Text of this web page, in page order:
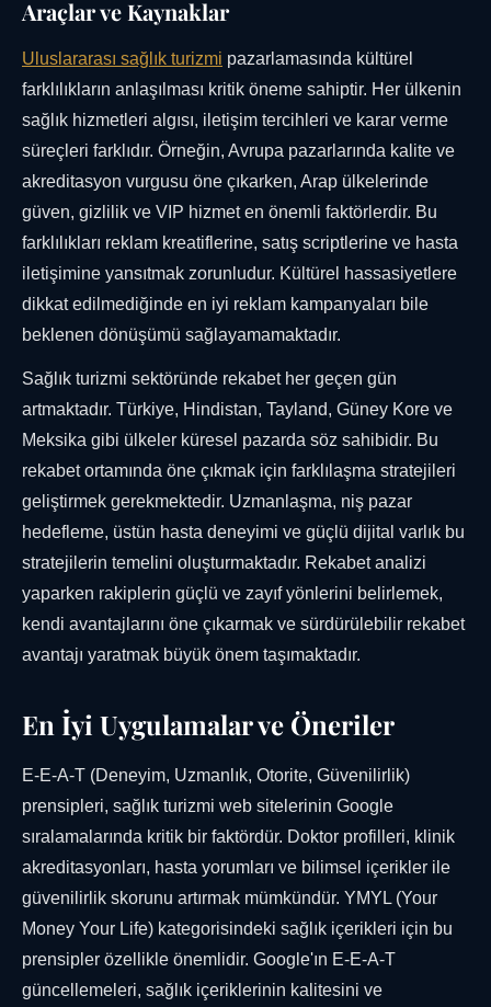
Araçlar ve Kaynaklar
Uluslararası sağlık turizmi pazarlamasında kültürel
farklılıkların anlaşılması kritik öneme sahiptir. Her ülkenin
sağlık hizmetleri algısı, iletişim tercihleri ve karar verme
süreçleri farklıdır. Örneğin, Avrupa pazarlarında kalite ve
akreditasyon vurgusu öne çıkarken, Arap ülkelerinde
güven, gizlilik ve VIP hizmet en önemli faktörlerdir. Bu
farklılıkları reklam kreatiflerine, satış scriptlerine ve hasta
iletişimine yansıtmak zorunludur. Kültürel hassasiyetlere
dikkat edilmediğinde en iyi reklam kampanyaları bile
beklenen dönüşümü sağlayamamaktadır.
Sağlık turizmi sektöründe rekabet her geçen gün
artmaktadır. Türkiye, Hindistan, Tayland, Güney Kore ve
Meksika gibi ülkeler küresel pazarda söz sahibidir. Bu
rekabet ortamında öne çıkmak için farklılaşma stratejileri
geliştirmek gerekmektedir. Uzmanlaşma, niş pazar
hedefleme, üstün hasta deneyimi ve güçlü dijital varlık bu
stratejilerin temelini oluşturmaktadır. Rekabet analizi
yaparken rakiplerin güçlü ve zayıf yönlerini belirlemek,
kendi avantajlarını öne çıkarmak ve sürdürülebilir rekabet
avantajı yaratmak büyük önem taşımaktadır.
En İyi Uygulamalar ve Öneriler
E-E-A-T (Deneyim, Uzmanlık, Otorite, Güvenilirlik)
prensipleri, sağlık turizmi web sitelerinin Google
sıralamalarında kritik bir faktördür. Doktor profilleri, klinik
akreditasyonları, hasta yorumları ve bilimsel içerikler ile
güvenilirlik skorunu artırmak mümkündür. YMYL (Your
Money Your Life) kategorisindeki sağlık içerikleri için bu
prensipler özellikle önemlidir. Google'ın E-E-A-T
güncellemeleri, sağlık içeriklerinin kalitesini ve